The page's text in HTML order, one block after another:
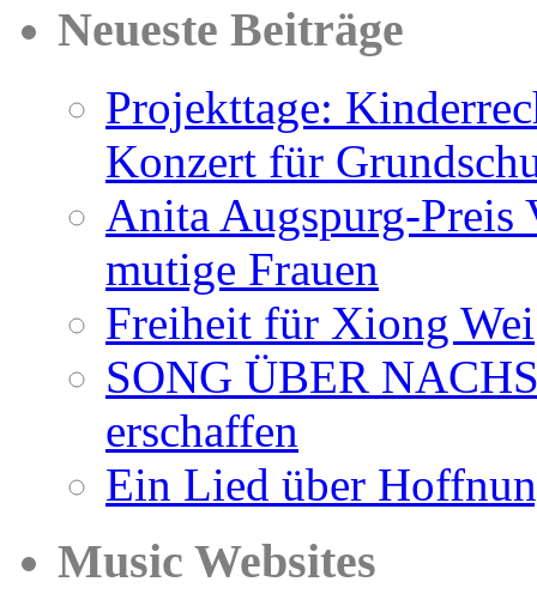
Neueste Beiträge
Projekttage:
Konzert für
Anita Augspurg-Preis
mutige Frauen
Freiheit für Xiong Wei
SONG ÜBER
erschaffen
Ein Lied über
Music Websites